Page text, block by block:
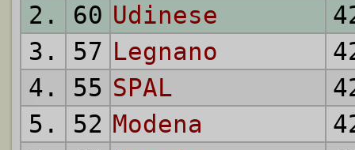
2.
60 Udinese
3.
57 Legnano
4.
55 SPAL
5.
52 Modena